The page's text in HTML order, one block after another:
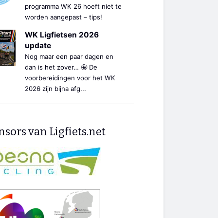
programma WK 26 hoeft niet te
worden aangepast – tips!
WK Ligfietsen 2026
update
Nog maar een paar dagen en
dan is het zover… 🤩 De
voorbereidingen voor het WK
2026 zijn bijna afg...
van Ligfiets.net